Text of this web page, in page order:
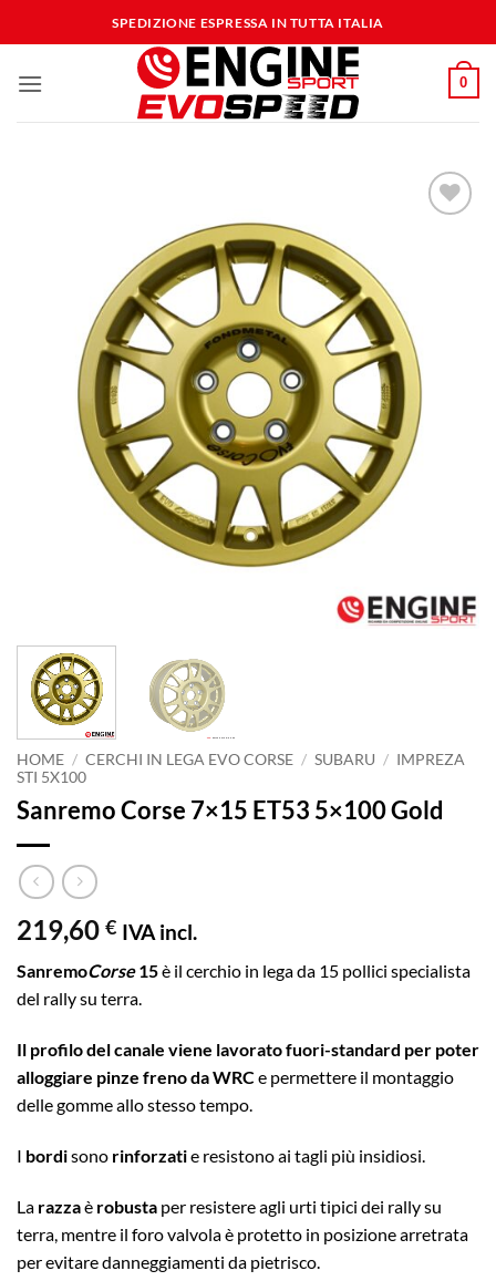
ai
SPEDIZIONE ESPRESSA IN TUTTA ITALIA
0
HOME / CERCHI IN LEGA EVO CORSE / SUBARU / IMPREZA
STI 5X100
Sanremo Corse 7×15 ET53 5×100 Gold
219,60 € IVA incl.
SanremoCorse15è il cerchio in lega da 15 pollici specialista
del rally su terra.
Il profilo del canale viene lavorato fuori-standard per poter
alloggiare pinze freno da WRCe permettere il montaggio
delle gomme allo stesso tempo.
I bordisono rinforzatie resistono ai tagli più insidiosi.
La razzaè robusta per resistere agli urti tipici dei rally su
terra, mentre il foro valvola è protetto in posizione arretrata
per evitare danneggiamenti da pietrisco.